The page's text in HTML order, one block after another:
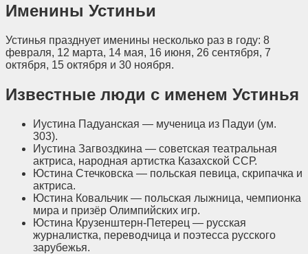
Именины Устиньи
Устинья празднует именины несколько раз в году: 8
февраля, 12 марта, 14 мая, 16 июня, 26 сентября, 7
октября, 15 октября и 30 ноября.
Известные люди с именем Устинья
Иустина Падуанская — мученица из Падуи (ум.
303).
Иустина Загвоздкина — советская театральная
актриса, народная артистка Казахской ССР.
Юстина Стечковска — польская певица, скрипачка и
актриса.
Юстина Ковальчик — польская лыжница, чемпионка
мира и призёр Олимпийских игр.
Юстина Крузенштерн-Петерец — русская
журналистка, переводчица и поэтесса русского
зарубежья.